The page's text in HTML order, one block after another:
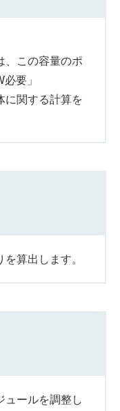
、この容量のポ
要」
に関する計算を
算出します。
ュールを調整し